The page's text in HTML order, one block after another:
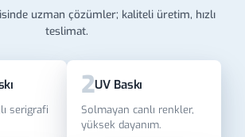
uzman çözümler; kaliteli üretim, hızlı
teslimat.
serigrafi
2UV Baskı
Solmayan canlı renkler,
yüksek dayanım.